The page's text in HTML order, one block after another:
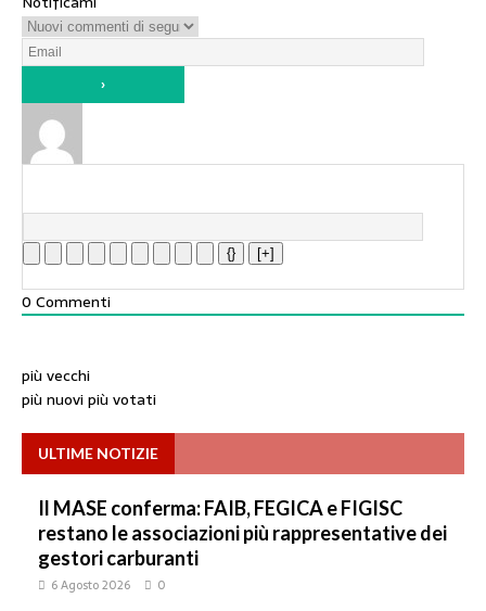
{} [+]
0 Commenti
più vecchi
più nuovi più votati
ULTIME NOTIZIE
Il MASE conferma: FAIB, FEGICA e FIGISC
restano le associazioni più rappresentative dei
gestori carburanti
6 Agosto 2026 0